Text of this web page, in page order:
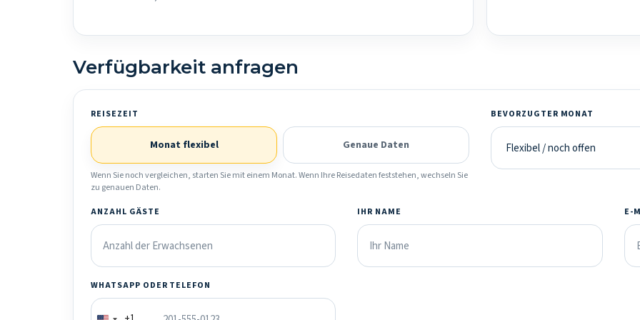
Verfügbarkeit anfragen
REISEZEIT
Monat flexibel Genaue Daten
Wenn Sie noch vergleichen, starten Sie mit einem Monat. Wenn Ihre Reisedaten feststehen, wechseln Sie
zu genauen Daten.
BEVORZUGTER MONAT
ANZAHL GÄSTE IHR NAME E-
WHATSAPP ODER TELEFON